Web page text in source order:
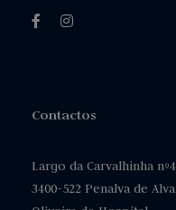
Contactos
Largo da Carvalhinha nº4
3400-522 Penalva de Alva